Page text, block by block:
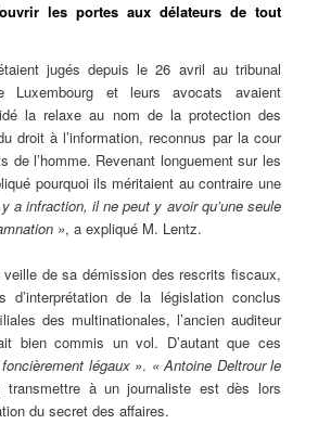
les portes aux délateurs de tout
jugés depuis le 26 avril au tribunal
Luxembourg et leurs avocats avaient
la relaxe au nom de la protection des
droit à l’information, reconnus par la cour
de l’homme. Revenant longuement sur les
pourquoi ils méritaient au contraire une
y a infraction, il ne peut y avoir qu’une seule
», a expliqué M. Lentz.
veille de sa démission des rescrits fiscaux,
d’interprétation de la législation conclus
des multinationales, l’ancien auditeur
bien commis un vol. D’autant que ces
légaux ». « Antoine Deltrour le
transmettre à un journaliste est dès lors
du secret des affaires.